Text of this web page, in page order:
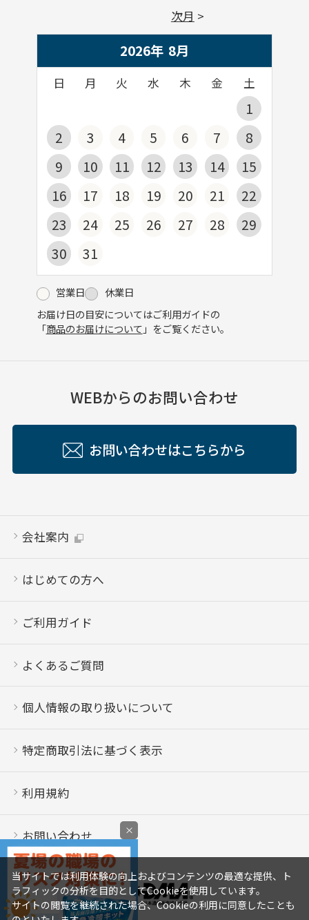
2026年 8月
日 月 火 水 木 金 土
1
2
3 4 5 6 7
8
9
10 11 12 13 14
15
16
17 18 19 20 21
22
23
24 25 26 27 28
29
30
31
次月
営業日
休業日
お届け日の目安についてはご利用ガイドの
「商品のお届けについて 」をご覧ください。
WEBからのお問い合わせ
お問い合わせはこちらから
会社案内
はじめての方へ
ご利用ガイド
よくあるご質問
個人情報の取り扱いについて
特定商取引法に基づく表示
利用規約
お問い合わせ
当サイトでは利用体験の向上およびコンテンツの最適な提供、ト
ラフィックの分析を目的としてCookieを使用しています。
サイトの閲覧を継続された場合、Cookieの利用に同意したことも
×